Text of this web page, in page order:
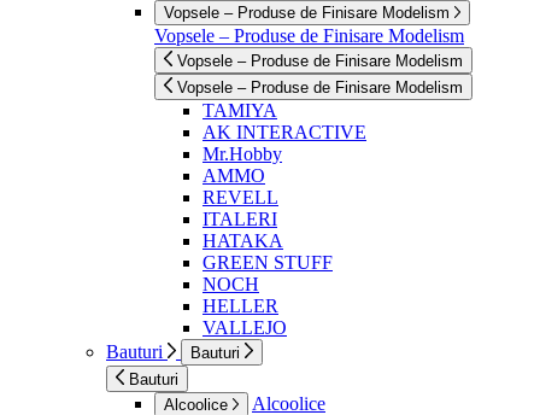
Vopsele – Produse de Finisare Modelism
Vopsele – Produse de Finisare Modelism
Vopsele – Produse de Finisare Modelism
Vopsele – Produse de Finisare Modelism
TAMIYA
AK INTERACTIVE
Mr.Hobby
AMMO
REVELL
ITALERI
HATAKA
GREEN STUFF
NOCH
HELLER
VALLEJO
Bauturi
Bauturi
Bauturi
Alcoolice
Alcoolice